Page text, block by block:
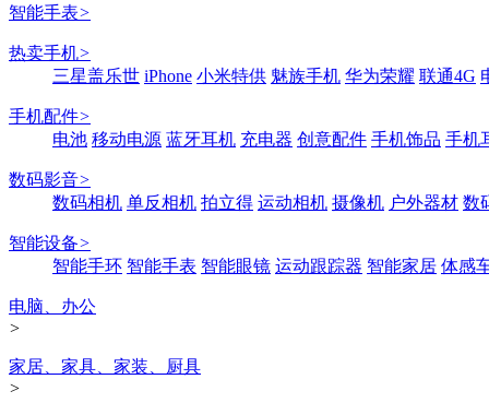
智能手表>
热卖手机>
三星盖乐世 iPhone 小米特供 魅族手机 华为荣耀 联通4G
手机配件>
电池 移动电源 蓝牙耳机 充电器 创意配件 手机饰品 手机
数码影音>
数码相机 单反相机 拍立得 运动相机 摄像机 户外器材 数
智能设备>
智能手环 智能手表 智能眼镜 运动跟踪器 智能家居 体感
电脑、办公
>
家居、家具、家装、厨具
>